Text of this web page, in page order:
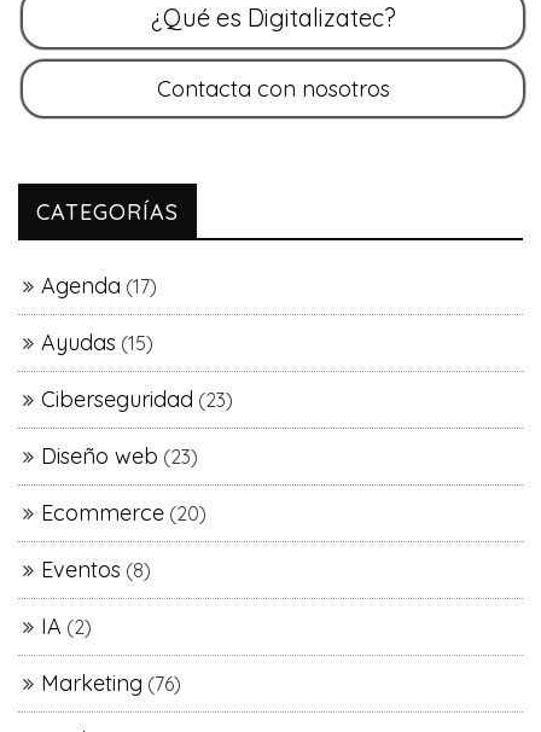
CATEGORÍAS
Agenda (17)
Ayudas (15)
Ciberseguridad (23)
Diseño web (23)
Ecommerce (20)
Eventos (8)
IA (2)
Marketing (76)